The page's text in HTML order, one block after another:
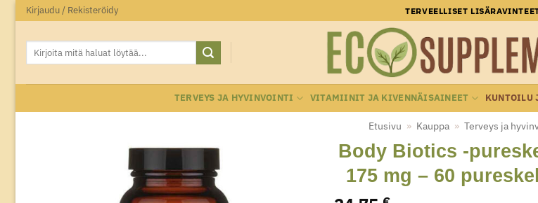
Skip
to
content
Kirjaudu / Rekisteröidy TERVEELLISET
Etsi:
TERVEYS JA HYVINVOINTI VITAMIINIT JA KIVENNÄISAINEET KUNTOILU
Etusivu » Kauppa » Terveys ja
Body Biotics -
175 mg – 60